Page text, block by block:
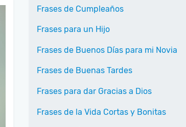
Frases de Cumpleaños
Frases para un Hijo
Frases de Buenos Días para mi Novia
Frases de Buenas Tardes
Frases para dar Gracias a Dios
Frases de la Vida Cortas y Bonitas